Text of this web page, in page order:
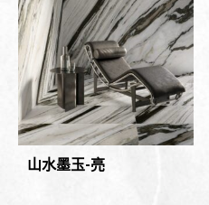
山水墨玉-亮